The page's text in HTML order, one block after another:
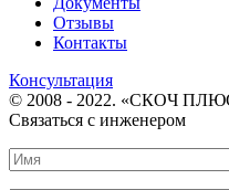
Отзывы
Контакты
Консультация
© 2008 - 2022. «СКОЧ
Связаться с инженером